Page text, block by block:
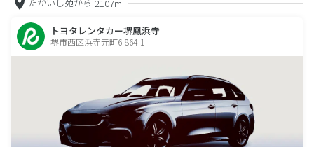
2107m
トヨタレンタカー堺鳳浜寺
堺市西区浜寺元町6-864-1